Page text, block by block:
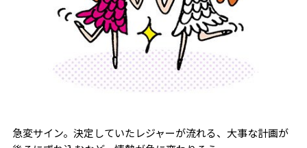
急変サイン。決定していたレジャーが流れる、大事な計画が